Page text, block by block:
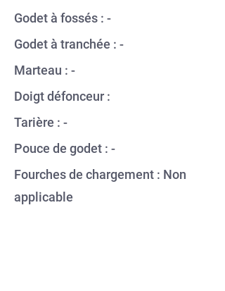
Godet à fossés : -
Godet à tranchée : -
Marteau : -
Doigt défonceur :
Tarière : -
Pouce de godet : -
Fourches de chargement : Non
applicable